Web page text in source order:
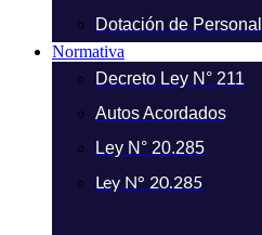
Dotación de Personal
Normativa
Decreto Ley N° 211
Autos Acordados
Ley N° 20.285
Ley N° 20.285